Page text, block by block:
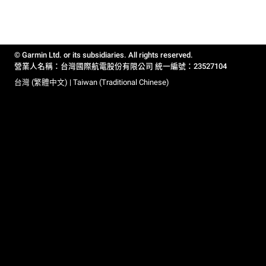
© Garmin Ltd. or its subsidiaries. All rights reserved.
營業人名稱：台灣國際航電股份有限公司 統一編號：23527104
台灣 (繁體中文) | Taiwan (Traditional Chinese)